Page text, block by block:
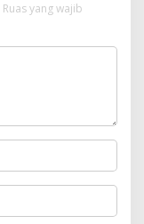
Ruas yang wajib